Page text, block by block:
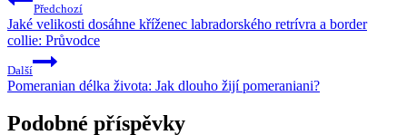
Předchozí
Jaké velikosti dosáhne kříženec labradorského retrívra a border
collie: Průvodce
Další
Pomeranian délka života: Jak dlouho žijí pomeraniani?
Podobné příspěvky